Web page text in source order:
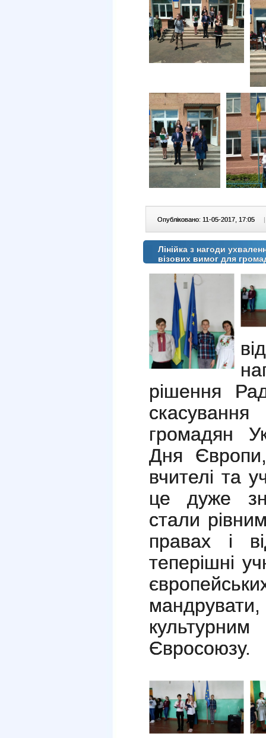
Опубліковано: 11-05-2017, 17:05 |
Лінійка з нагоди
візових вимог для
рішення
громадян
Дня
вчителі та
це дуже
стали
правах і
теперішні
Євросоюзу.